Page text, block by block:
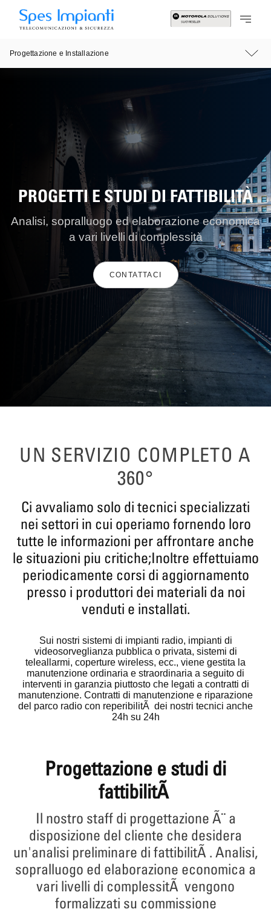
Progettazione e Installazione
PROGETTI E STUDI DI FATTIBILITÀ
Analisi, sopralluogo ed elaborazione economica
a vari livelli di complessità
CONTATTACI
UN SERVIZIO COMPLETO A
360°
Ci avvaliamo solo di tecnici specializzati
nei settori in cui operiamo fornendo loro
tutte le informazioni per affrontare anche
le situazioni piu critiche;Inoltre effettuiamo
periodicamente corsi di aggiornamento
presso i produttori dei materiali da noi
venduti e installati.
Sui nostri sistemi di impianti radio, impianti di
videosorveglianza pubblica o privata, sistemi di
teleallarmi, coperture wireless, ecc., viene gestita la
manutenzione ordinaria e straordinaria a seguito di
interventi in garanzia piuttosto che legati a contratti di
manutenzione. Contratti di manutenzione e riparazione
del parco radio con reperibilitÃ dei nostri tecnici anche
24h su 24h
Progettazione e studi di
fattibilitÃ
Il nostro staff di progettazione Ã¨ a
disposizione del cliente che desidera
un'analisi preliminare di fattibilitÃ . Analisi,
sopralluogo ed elaborazione economica a
vari livelli di complessitÃ vengono
formalizzati su commissione